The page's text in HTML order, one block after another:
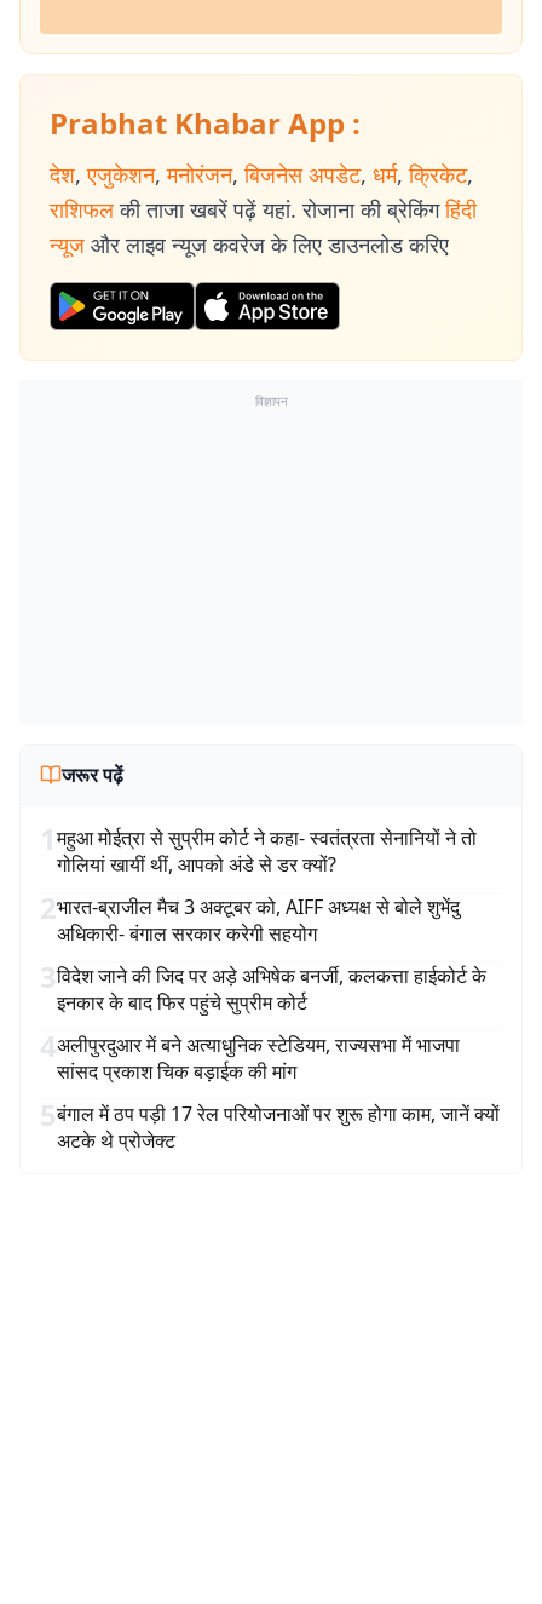
Prabhat Khabar App :
देश, एजुकेशन, मनोरंजन, बिजनेस अपडेट, धर्म, क्रिकेट,
राशिफल की ताजा खबरें पढ़ें यहां. रोजाना की ब्रेकिंग हिंदी
न्यूज और लाइव न्यूज कवरेज के लिए डाउनलोड करिए
विज्ञापन
जरूर पढ़ें
1महुआ मोईत्रा से सुप्रीम कोर्ट ने कहा- स्वतंत्रता सेनानियों ने तो
गोलियां खायीं थीं, आपको अंडे से डर क्यों?
2भारत-ब्राजील मैच 3 अक्टूबर को, AIFF अध्यक्ष से बोले शुभेंदु
अधिकारी- बंगाल सरकार करेगी सहयोग
3विदेश जाने की जिद पर अड़े अभिषेक बनर्जी, कलकत्ता हाईकोर्ट के
इनकार के बाद फिर पहुंचे सुप्रीम कोर्ट
4अलीपुरदुआर में बने अत्याधुनिक स्टेडियम, राज्यसभा में भाजपा
सांसद प्रकाश चिक बड़ाईक की मांग
5बंगाल में ठप पड़ी 17 रेल परियोजनाओं पर शुरू होगा काम, जानें क्यों
अटके थे प्रोजेक्ट